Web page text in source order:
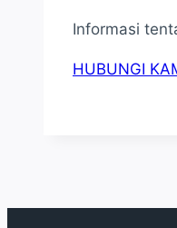
Informasi
HUBUNGI